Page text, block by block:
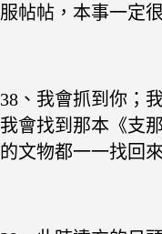
服帖帖，本事一定
38、我會抓到你；
我會找到那本《支
的文物都一一找回來